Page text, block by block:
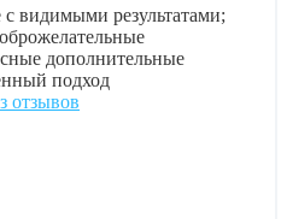
видимыми результатами;
дополнительные
подход
отзывов